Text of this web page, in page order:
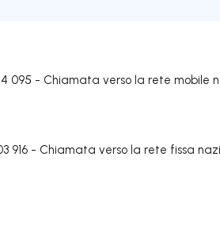
095 - Chiamata verso la rete mobile
916 - Chiamata verso la rete fissa